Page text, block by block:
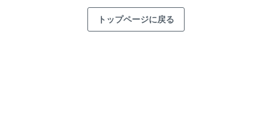
トップページに戻る